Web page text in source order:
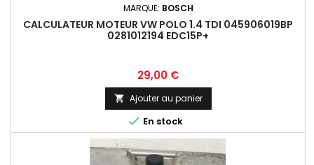
MARQUE: BOSCH
CALCULATEUR MOTEUR VW POLO 1.4 TDI 045906019BP
0281012194 EDC15P+
Prix
29,00 €
 Ajouter au panier
 En stock